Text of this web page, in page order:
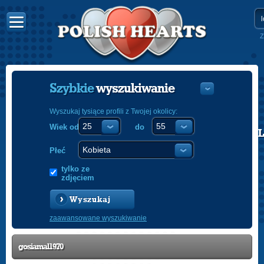
POLISH
Szybkiewyszukiwanie
Wyszukaj tysiące profili z Twojej okolicy:
Wiek od do
Płeć
tylko ze
zdjęciem
Wyszukaj
zaawansowane wyszukiwanie
gosiamal1970